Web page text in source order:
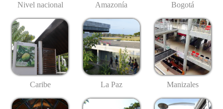
Nivel nacional Amazonía Bogotá
Caribe La Paz Manizales